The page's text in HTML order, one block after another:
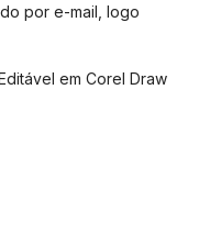
por e-mail, logo
em Corel Draw